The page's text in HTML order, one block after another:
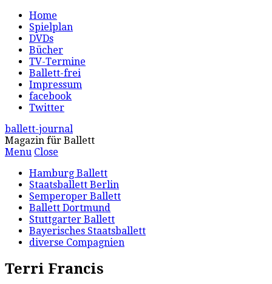
Home
Spielplan
DVDs
Bücher
TV-Termine
Ballett-frei
Impressum
facebook
Twitter
ballett-journal
Magazin für Ballett
Menu Close
Hamburg Ballett
Staatsballett Berlin
Semperoper Ballett
Ballett Dortmund
Stuttgarter Ballett
Bayerisches Staatsballett
diverse Compagnien
Terri Francis